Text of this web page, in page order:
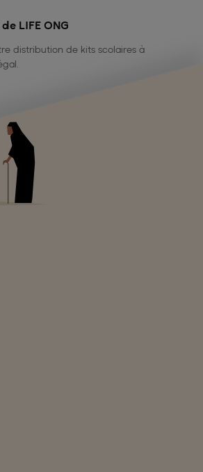
LIFE ONG
distribution de kits scolaires à